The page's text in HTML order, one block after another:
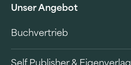
Unser Angebot
Buchvertrieb